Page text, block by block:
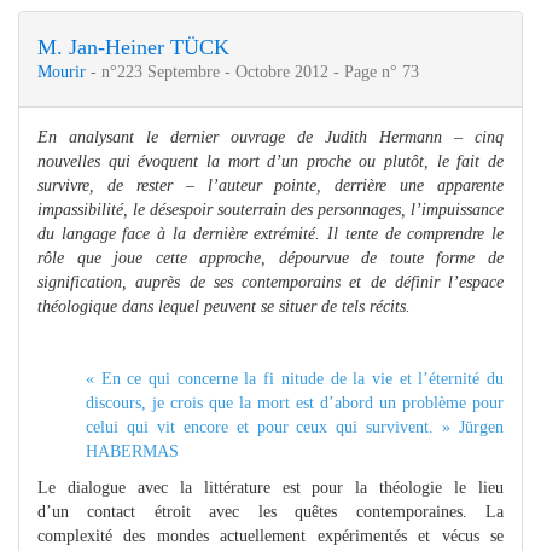
M. Jan-Heiner TÜCK
Mourir - n°223 Septembre - Octobre 2012 - Page n° 73
En analysant le dernier ouvrage de Judith Hermann – cinq
nouvelles qui évoquent la mort d’un proche ou plutôt, le fait de
survivre, de rester – l’auteur pointe, derrière une apparente
impassibilité, le désespoir souterrain des personnages, l’impuissance
du langage face à la dernière extrémité. Il tente de comprendre le
rôle que joue cette approche, dépourvue de toute forme de
signification, auprès de ses contemporains et de définir l’espace
théologique dans lequel peuvent se situer de tels récits.
« En ce qui concerne la fi nitude de la vie et l’éternité du
discours, je crois que la mort est d’abord un problème pour
celui qui vit encore et pour ceux qui survivent. » Jürgen
HABERMAS
Le dialogue avec la littérature est pour la théologie le lieu
d’un contact étroit avec les quêtes contemporaines. La
complexité des mondes actuellement expérimentés et vécus se